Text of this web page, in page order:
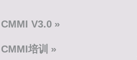
CMMI V3.0
CMMI培训